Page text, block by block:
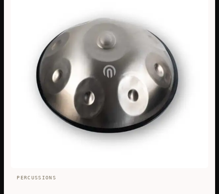
PERCUSSIONS